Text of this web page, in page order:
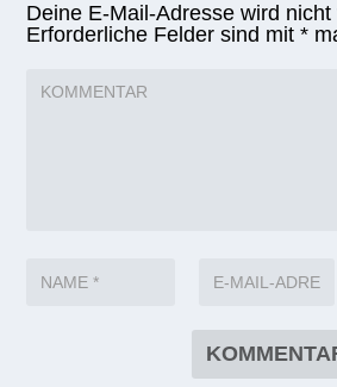
Deine E-Mail-Adresse wird
Erforderliche Felder sind mit*